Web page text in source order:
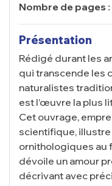
Nombre de pages :
Présentation
Rédigé durant les
qui transcende les
naturalistes
est l’œuvre la plus
Cet ouvrage,
scientifique, illustre
ornithologiques au
dévoile un amour
décrivant avec